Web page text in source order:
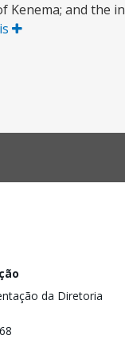
Kenema; and the
da Diretoria